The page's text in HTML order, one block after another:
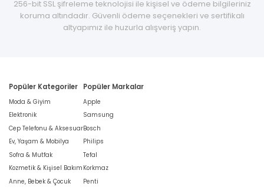
256-bit SSL şifreleme teknolojisi ile kişisel ve ödeme bilgileriniz
koruma altındadır. Güvenli ödeme seçenekleri ve sertifikalı
altyapımız ile huzurla alışveriş yapın.
Popüler Kategoriler
Moda & Giyim
Elektronik
Cep Telefonu & Aksesuar
Ev, Yaşam & Mobilya
Sofra & Mutfak
Kozmetik & Kişisel Bakım
Anne, Bebek & Çocuk
Popüler Markalar
Apple
Samsung
Bosch
Philips
Tefal
Korkmaz
Penti